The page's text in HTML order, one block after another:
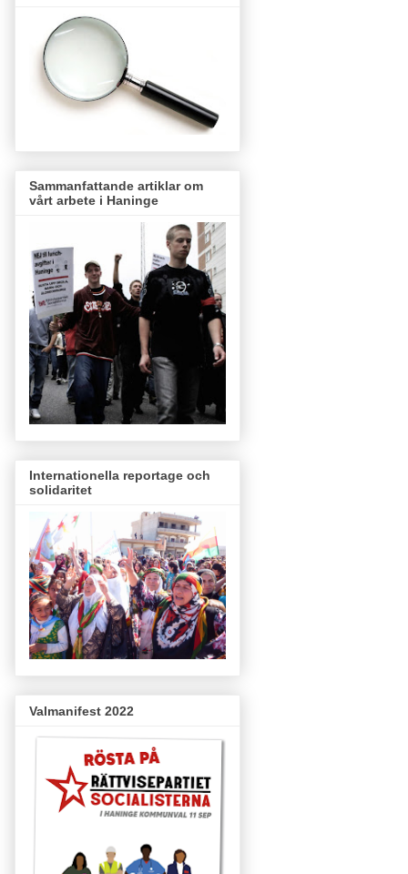
Sammanfattande artiklar om
vårt arbete i Haninge
Internationella reportage och
solidaritet
Valmanifest 2022